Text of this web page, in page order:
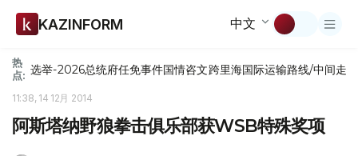
KAZINFORM 中文
热
点: 选举-2026总统府任免事件国情咨文跨里海国际运输路线/中间走廊
11:38, 14 12月 2014
阿斯塔纳野狼拳击俱乐部获WSB特殊奖项